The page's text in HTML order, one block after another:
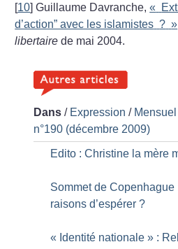
[10]Guillaume Davranche,«
d’action” avec les islamistes ? »
libertaire de mai 2004.
Dans / Expression / Mensuel
n°190 (décembre 2009)
Edito : Christine la mère
Sommet de
raisons d’espérer ?
« Identité nationale » :